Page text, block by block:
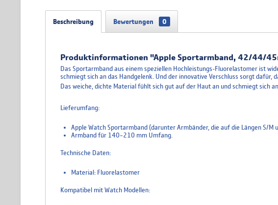
Beschreibung Bewertungen 0
Produktinformationen "Apple Sportarmband, 42/44/
Das Sportarmband aus einem speziellen Hochleistungs-Fluorelastomer ist
schmiegt sich an das Handgelenk. Und der innovative Verschluss sorgt dafür,
Das weiche, dichte Material fühlt sich gut auf der Haut an und schmiegt sich
Lieferumfang:
Apple Watch Sportarmband (darunter Armbänder, die auf die Längen S/M
Armband für 140–210 mm Umfang.
Technische Daten:
Material: Fluorelastomer
Kompatibel mit Watch Modellen: